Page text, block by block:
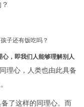
，即我们人能够理解别人
理心，人类也由此具备
了这样的同理心。而